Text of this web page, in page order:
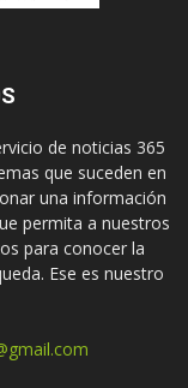
de noticias 365
que suceden en
una información
permita a nuestros
para conocer la
Ese es nuestro